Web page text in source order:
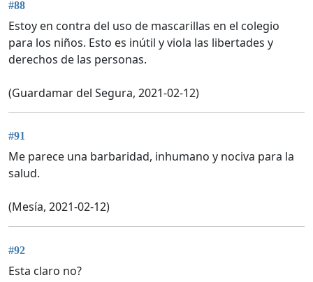
#88
Estoy en contra del uso de mascarillas en el colegio
para los niños. Esto es inútil y viola las libertades y
derechos de las personas.
(Guardamar del Segura, 2021-02-12)
#91
Me parece una barbaridad, inhumano y nociva para la
salud.
(Mesía, 2021-02-12)
#92
Esta claro no?